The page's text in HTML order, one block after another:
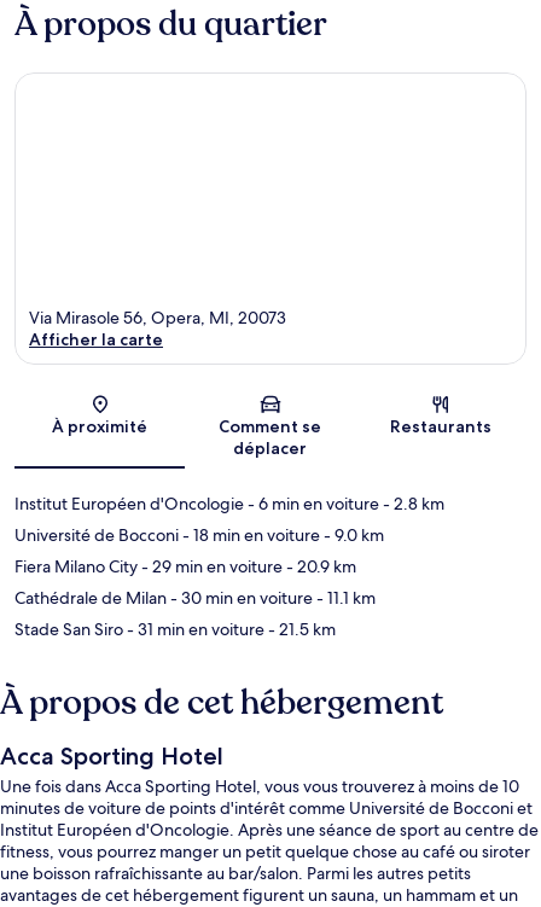
À propos du quartier
Carte
Via Mirasole 56, Opera, MI, 20073
Afficher la carte
À proximité
Comment se
déplacer
Restaurants
Institut Européen d'Oncologie- 6 min en voiture- 2.8 km
Université de Bocconi- 18 min en voiture- 9.0 km
Fiera Milano City- 29 min en voiture- 20.9 km
Cathédrale de Milan- 30 min en voiture- 11.1 km
Stade San Siro- 31 min en voiture- 21.5 km
À propos de cet hébergement
Acca Sporting Hotel
Une fois dans Acca Sporting Hotel, vous vous trouverez à moins de 10
minutes de voiture de points d'intérêt comme Université de Bocconi et
Institut Européen d'Oncologie. Après une séance de sport au centre de
fitness, vous pourrez manger un petit quelque chose au café ou siroter
une boisson rafraîchissante au bar/salon. Parmi les autres petits
avantages de cet hébergement figurent un sauna, un hammam et un